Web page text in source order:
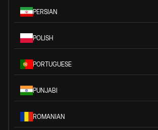
PERSIAN
POLISH
PORTUGUESE
PUNJABI
ROMANIAN